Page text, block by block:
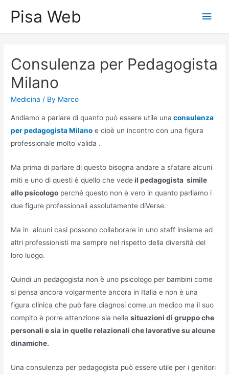
Pisa Web
Main
Consulenza per Pedagogista
Milano
Medicina / By Marco
Andiamo a parlare di quanto può essere utile una consulenza
per pedagogista Milano e cioè un incontro con una figura
professionale molto valida .
Ma prima di parlare di questo bisogna andare a sfatare alcuni
miti e uno di questi è quello che vedeil pedagogista simile
allo psicologo perché questo non è vero in quanto parliamo i
due figure professionali assolutamente diVerse.
Ma in alcuni casi possono collaborare in uno staff insieme ad
altri professionisti ma sempre nel rispetto della diversità del
loro luogo.
Quindi un pedagogista non è uno psicologo per bambini come
si pensa ancora volgarmente ancora in Italia e non è una
figura clinica che può fare diagnosi come.un medico ma il suo
compito è porre attenzione sia nellesituazioni di gruppo che
personali e sia in quelle relazionali che lavorative su alcune
dinamiche.
Una consulenza per pedagogista può essere utile per i genitori